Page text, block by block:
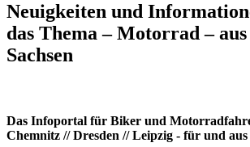
Neuigkeiten und
das Thema – Motorrad –
Sachsen
Das Infoportal für Biker und
Chemnitz // Dresden // Leipzig - für und aus